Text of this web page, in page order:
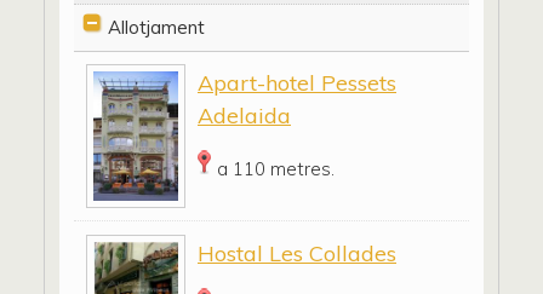
Allotjament
Apart-hotel Pessets
Adelaida
a 110 metres.
Hostal Les Collades